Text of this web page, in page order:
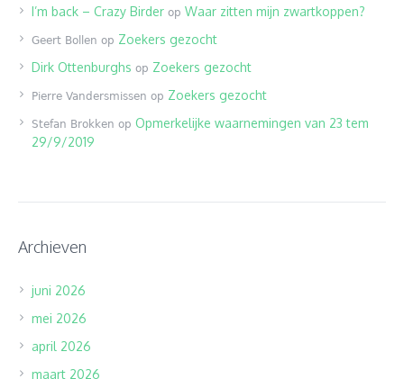
I’m back – Crazy Birder op Waar zitten mijn zwartkoppen?
Geert Bollen op Zoekers gezocht
Dirk Ottenburghs op Zoekers gezocht
Pierre Vandersmissen op Zoekers gezocht
Stefan Brokken op Opmerkelijke waarnemingen van 23 tem
29/9/2019
Archieven
juni 2026
mei 2026
april 2026
maart 2026